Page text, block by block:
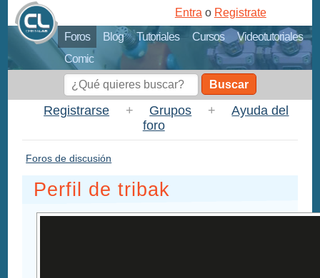
Foros Blog Tutoriales Cursos
Videotutoriales
Comic
Entra o Registrate
Buscar
Registrarse + Grupos +
Ayuda del
foro
Foros de discusión
Perfil de tribak